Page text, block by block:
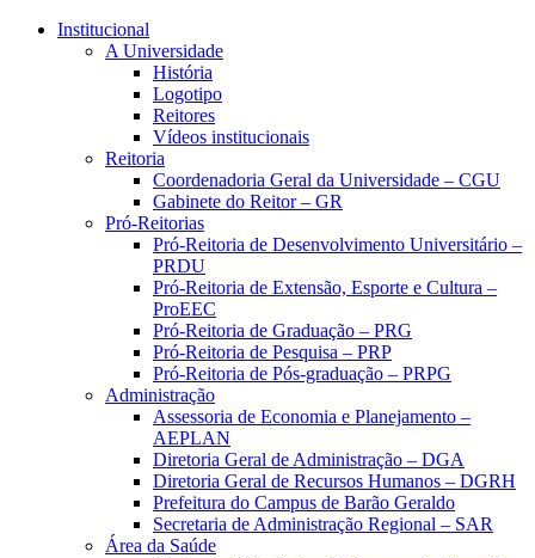
Conteúdo principal
Institucional
A Universidade
História
Logotipo
Reitores
Vídeos institucionais
Reitoria
Coordenadoria Geral da Universidade – CGU
Gabinete do Reitor – GR
Pró-Reitorias
Pró-Reitoria de Desenvolvimento Universitário –
PRDU
Pró-Reitoria de Extensão, Esporte e Cultura –
ProEEC
Pró-Reitoria de Graduação – PRG
Pró-Reitoria de Pesquisa – PRP
Pró-Reitoria de Pós-graduação – PRPG
Administração
Assessoria de Economia e Planejamento –
AEPLAN
Diretoria Geral de Administração – DGA
Diretoria Geral de Recursos Humanos – DGRH
Prefeitura do Campus de Barão Geraldo
Secretaria de Administração Regional – SAR
Área da Saúde